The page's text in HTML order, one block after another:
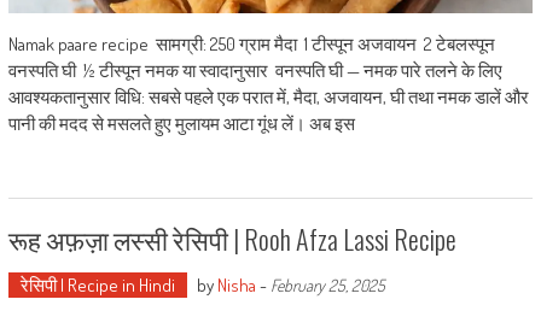
Namak paare recipe सामग्री: 250 ग्राम मैदा 1 टीस्पून अजवायन 2 टेबलस्पून
वनस्पति घी ½ टीस्पून नमक या स्वादानुसार वनस्पति घी — नमक पारे तलने के लिए
आवश्यकतानुसार विधि: सबसे पहले एक परात में, मैदा, अजवायन, घी तथा नमक डालें और
पानी की मदद से मसलते हुए मुलायम आटा गूंध लें। अब इस
रूह अफ़ज़ा लस्सी रेसिपी | Rooh Afza Lassi Recipe
रेसिपी | Recipe in Hindi by Nisha - February 25, 2025